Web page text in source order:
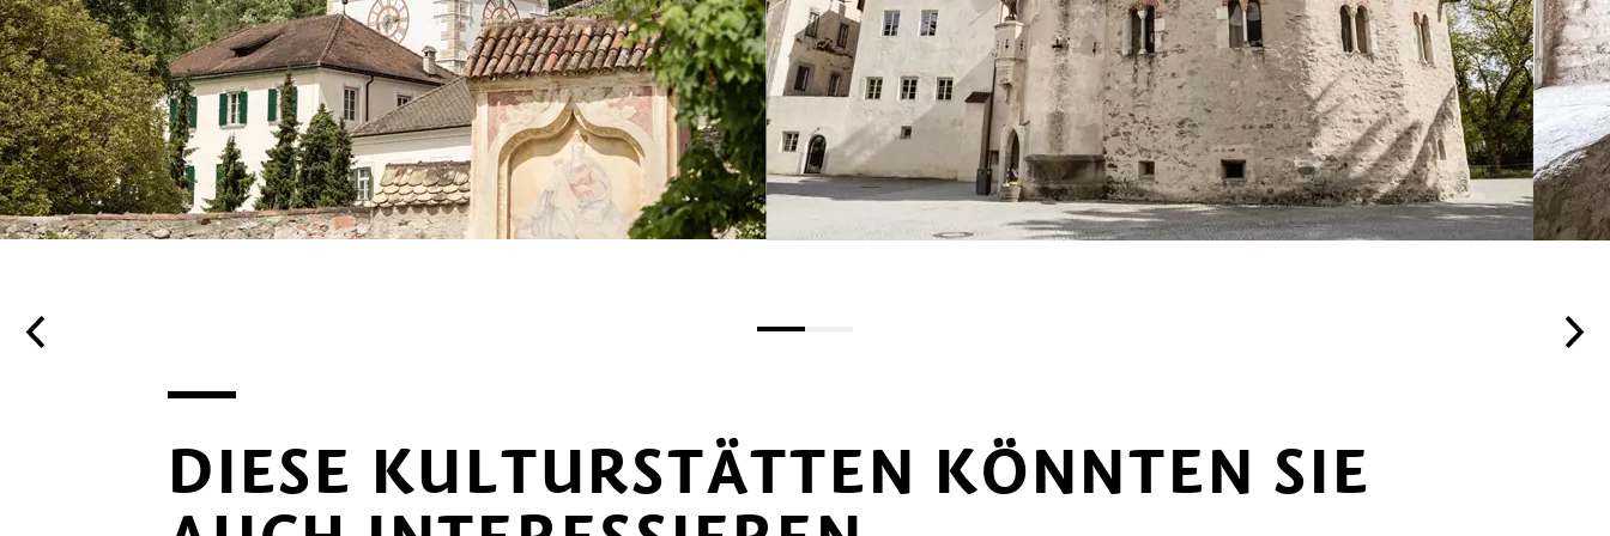
DIESE KULTURSTÄTTEN KÖNNTEN SIE